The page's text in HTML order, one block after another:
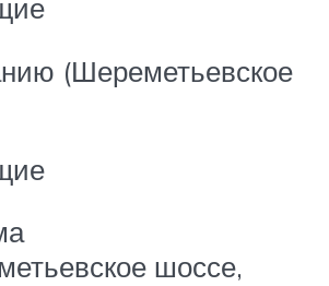
(Шереметьевское
шоссе,